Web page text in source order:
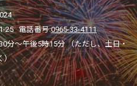
25 電話番号:0965-33-4111
分～午後5時15分 （ただし、土日・
）